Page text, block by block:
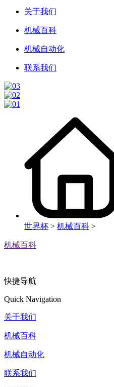
关于我们
机械百科
机械自动化
联系我们
世界杯 > 机械百科 >
机械百科
快捷导航
Quick Navigation
关于我们
机械百科
机械自动化
联系我们